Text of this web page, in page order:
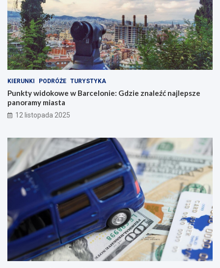
KIERUNKI PODRÓŻE TURYSTYKA
Punkty widokowe w Barcelonie: Gdzie znaleźć najlepsze
panoramy miasta
12 listopada 2025